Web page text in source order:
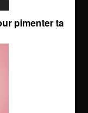
pimenter ta